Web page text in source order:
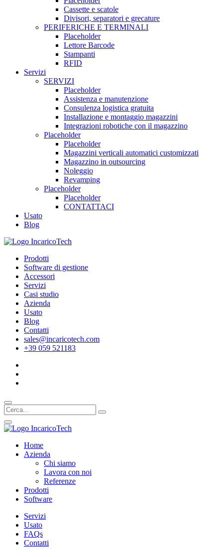
Cassette e scatole
Divisori, separatori e grecature
PERIFERICHE E TERMINALI
Placeholder
Lettore Barcode
Stampanti
RFID
Servizi
SERVIZI
Placeholder
Assistenza e manutenzione
Consulenza logistica gratuita
Installazione e montaggio magazzini
Integrazioni robotiche con il magazzino
Placeholder
Placeholder
Magazzini verticali automatici customizzati
Magazzino in outsourcing
Noleggio
Revamping
Placeholder
Placeholder
CONTATTACI
Usato
Blog
Prodotti
Software di gestione
Accessori
Servizi
Casi studio
Azienda
Usato
Blog
Contatti
sales@incaricotech.com
+39 059 521183
Home
Azienda
Chi siamo
Lavora con noi
Referenze
Prodotti
Software
Servizi
Usato
FAQs
Contatti